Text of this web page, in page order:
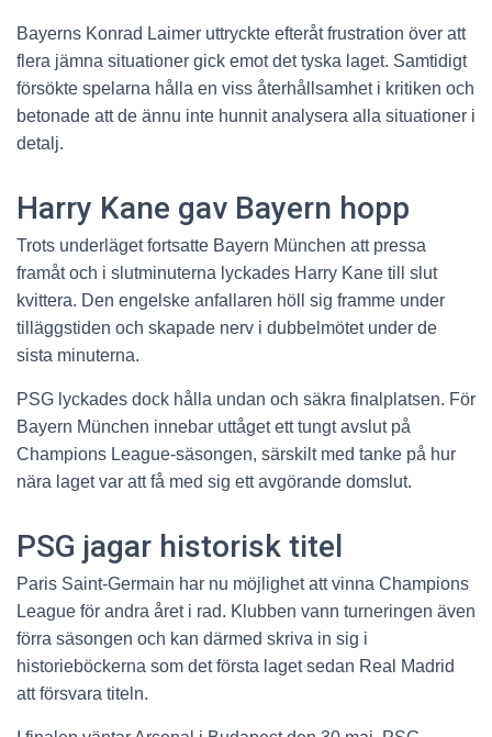
Bayerns Konrad Laimer uttryckte efteråt frustration över att
flera jämna situationer gick emot det tyska laget. Samtidigt
försökte spelarna hålla en viss återhållsamhet i kritiken och
betonade att de ännu inte hunnit analysera alla situationer i
detalj.
Harry Kane gav Bayern hopp
Trots underläget fortsatte Bayern München att pressa
framåt och i slutminuterna lyckades Harry Kane till slut
kvittera. Den engelske anfallaren höll sig framme under
tilläggstiden och skapade nerv i dubbelmötet under de
sista minuterna.
PSG lyckades dock hålla undan och säkra finalplatsen. För
Bayern München innebar uttåget ett tungt avslut på
Champions League-säsongen, särskilt med tanke på hur
nära laget var att få med sig ett avgörande domslut.
PSG jagar historisk titel
Paris Saint-Germain har nu möjlighet att vinna Champions
League för andra året i rad. Klubben vann turneringen även
förra säsongen och kan därmed skriva in sig i
historieböckerna som det första laget sedan Real Madrid
att försvara titeln.